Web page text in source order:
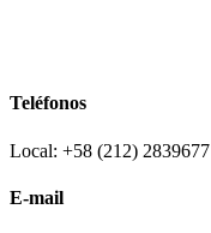
Teléfonos
Local: +58 (212) 2839677
E-mail